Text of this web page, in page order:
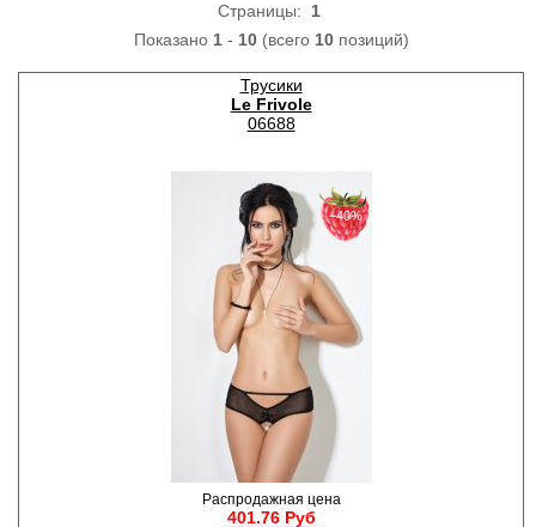
Страницы: 1
Показано 1- 10(всего 10позиций)
Трусики
Le Frivole
06688
Трусики-шорты с доступом.
Заднюю часть изделия
−40%
Распродажная цена
401.76 Руб